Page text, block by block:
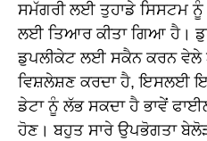
ਸਮੱਗਰੀ ਲਈ ਤੁਹਾਡੇ ਸਿਸਟਮ
ਲਈ ਤਿਆਰ ਕੀਤਾ ਗਿਆ ਹੈ।
ਡੁਪਲੀਕੇਟ ਲਈ ਸਕੈਨ ਕਰਨ ਵੇਲੇ
ਵਿਸ਼ਲੇਸ਼ਣ ਕਰਦਾ ਹੈ, ਇਸਲਈ
ਡੇਟਾ ਨੂੰ ਲੱਭ ਸਕਦਾ ਹੈ ਭਾਵੇਂ
ਹੋਣ। ਬਹੁਤ ਸਾਰੇ ਉਪਭੋਗਤਾ